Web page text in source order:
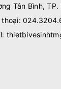
Tân Bình, TP.